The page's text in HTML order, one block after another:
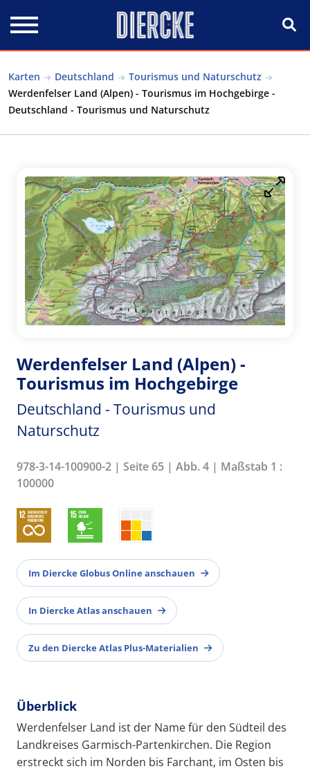
Karten Deutschland
Tourismus und Naturschutz
Werdenfelser Land (Alpen) - Tourismus im Hochgebirge -
Deutschland - Tourismus und Naturschutz
Werdenfelser Land (Alpen) -
Tourismus im Hochgebirge
Deutschland - Tourismus und
Naturschutz
978-3-14-100900-2 | Seite 65 | Abb. 4 | Maßstab 1 :
100000
Im Diercke Globus Online anschauen
In Diercke Atlas anschauen
Zu den Diercke Atlas Plus-Materialien
Überblick
Werdenfelser Land ist der Name für den Südteil des
Landkreises Garmisch-Partenkirchen. Die Region
erstreckt sich im Norden bis Farchant, im Osten bis